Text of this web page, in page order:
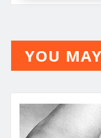
YOU